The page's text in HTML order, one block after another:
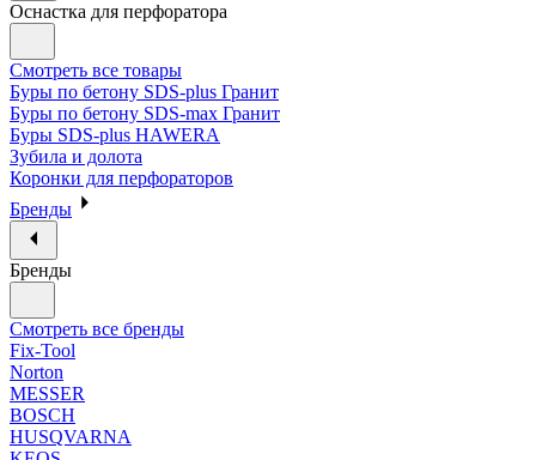
Оснастка для перфоратора
Смотреть все товары
Буры по бетону SDS-plus Гранит
Буры по бетону SDS-max Гранит
Буры SDS-plus HAWERA
Зубила и долота
Коронки для перфораторов
Бренды
Бренды
Смотреть все бренды
Fix-Tool
Norton
MESSER
BOSCH
HUSQVARNA